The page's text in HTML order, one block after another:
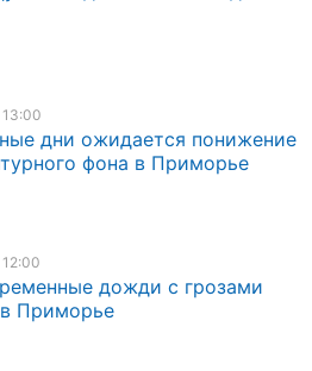
дни ожидается понижение
фона в Приморье
дожди с грозами
Приморье